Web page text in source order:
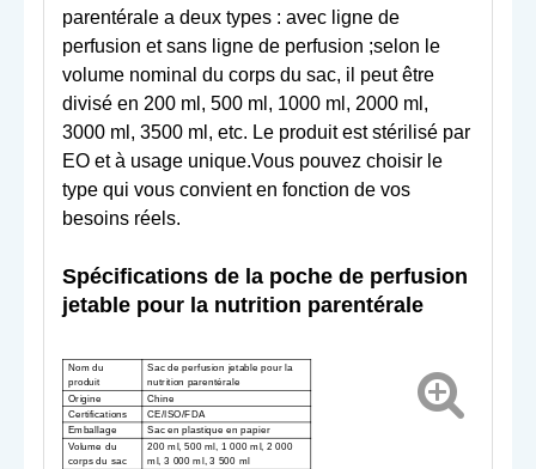
parentérale a deux types : avec ligne de
perfusion et sans ligne de perfusion ;selon le
volume nominal du corps du sac, il peut être
divisé en 200 ml, 500 ml, 1000 ml, 2000 ml,
3000 ml, 3500 ml, etc. Le produit est stérilisé par
EO et à usage unique.Vous pouvez choisir le
type qui vous convient en fonction de vos
besoins réels.
Spécifications de la poche de perfusion
jetable pour la nutrition parentérale
Nom du
produit
Sac de perfusion jetable pour la
nutrition parentérale
Origine Chine
Certifications CE/ISO/FDA
Emballage
Sac en plastique en papier
Volume du
corps du sac
200 ml, 500 ml, 1 000 ml, 2 000
ml, 3 000 ml, 3 500 ml